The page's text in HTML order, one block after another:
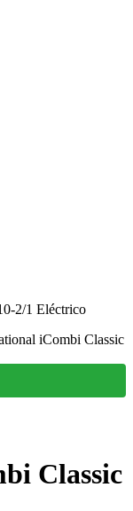
2/1 Eléctrico
iCombi Classic
Classic